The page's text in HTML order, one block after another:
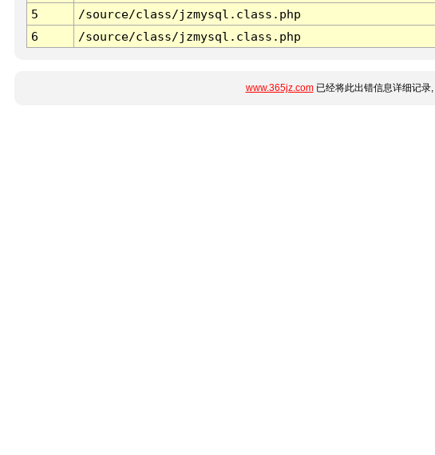
5
/source/class/jzmysql.class.php
6
/source/class/jzmysql.class.php
www.365jz.com已经将此出错信息详细记录